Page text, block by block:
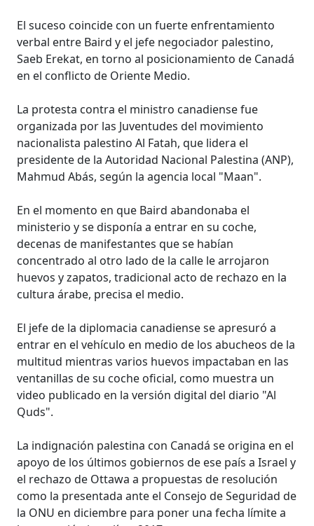
El suceso coincide con un fuerte enfrentamiento
verbal entre Baird y el jefe negociador palestino,
Saeb Erekat, en torno al posicionamiento de Canadá
en el conflicto de Oriente Medio.
La protesta contra el ministro canadiense fue
organizada por las Juventudes del movimiento
nacionalista palestino Al Fatah, que lidera el
presidente de la Autoridad Nacional Palestina (ANP),
Mahmud Abás, según la agencia local "Maan".
En el momento en que Baird abandonaba el
ministerio y se disponía a entrar en su coche,
decenas de manifestantes que se habían
concentrado al otro lado de la calle le arrojaron
huevos y zapatos, tradicional acto de rechazo en la
cultura árabe, precisa el medio.
El jefe de la diplomacia canadiense se apresuró a
entrar en el vehículo en medio de los abucheos de la
multitud mientras varios huevos impactaban en las
ventanillas de su coche oficial, como muestra un
video publicado en la versión digital del diario "Al
Quds".
La indignación palestina con Canadá se origina en el
apoyo de los últimos gobiernos de ese país a Israel y
el rechazo de Ottawa a propuestas de resolución
como la presentada ante el Consejo de Seguridad de
la ONU en diciembre para poner una fecha límite a